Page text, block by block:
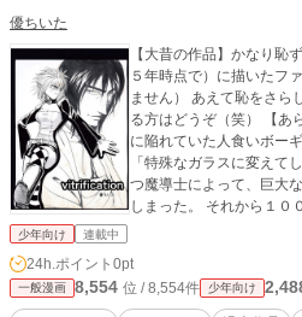
優ちいた
【大昔の作品】かなり恥
５年時点で）に描いたフ
ません） あえて恥をさら
る方はどうぞ（笑） 【あらすじ】 人々を喰い散らかし、恐怖
に陥れていた人食いボー
「特殊なガラスに変えて
つ魔導士によって、巨大
しまった。 それから１０００年。 そのガラス像をシンボルと
ラスの置物が割れて粉々
す。）
少年向け 連載中
24h.ポイント 0pt
一般漫画 8,554 位 / 8,554件 少年向け